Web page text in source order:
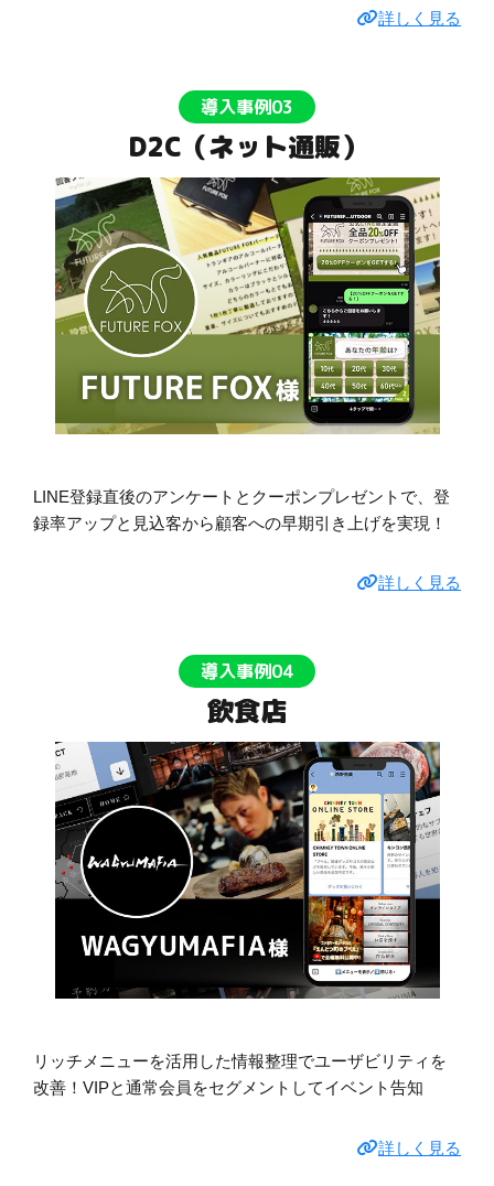
詳しく見る
導入事例03
D2C（ネット通販）
LINE登録直後のアンケートとクーポンプレゼントで、登
録率アップと見込客から顧客への早期引き上げを実現！
詳しく見る
導入事例04
飲食店
リッチメニューを活用した情報整理でユーザビリティを
改善！VIPと通常会員をセグメントしてイベント告知
詳しく見る